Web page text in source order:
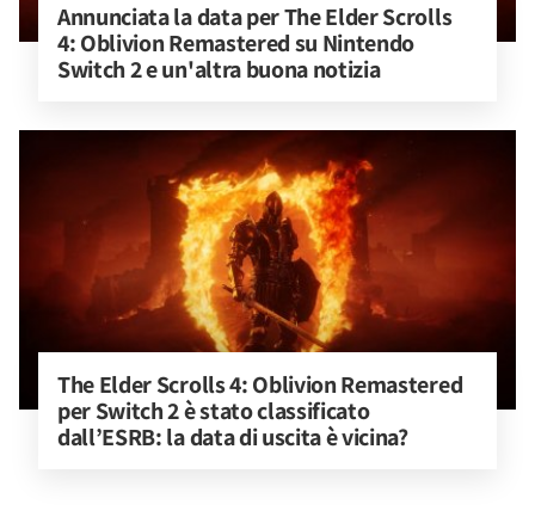
Annunciata la data per The Elder Scrolls
4: Oblivion Remastered su Nintendo
Switch 2 e un'altra buona notizia
The Elder Scrolls 4: Oblivion Remastered
per Switch 2 è stato classificato
dall’ESRB: la data di uscita è vicina?